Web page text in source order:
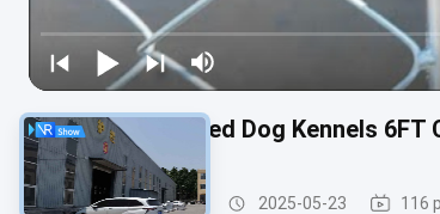
Hot Dip Galvanized Dog Kennels 6FT
Kandang anjing baja 2025-05-23 116